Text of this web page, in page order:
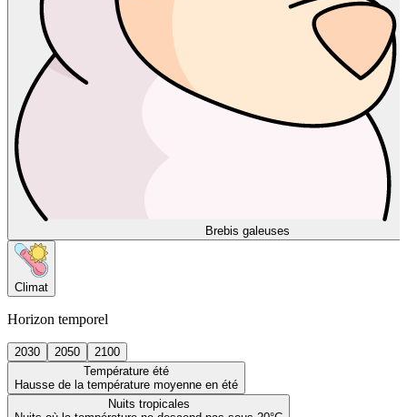
Brebis galeuses
Climat
Horizon temporel
2030 2050
2100
Température été
Hausse de la température moyenne en été
Nuits tropicales